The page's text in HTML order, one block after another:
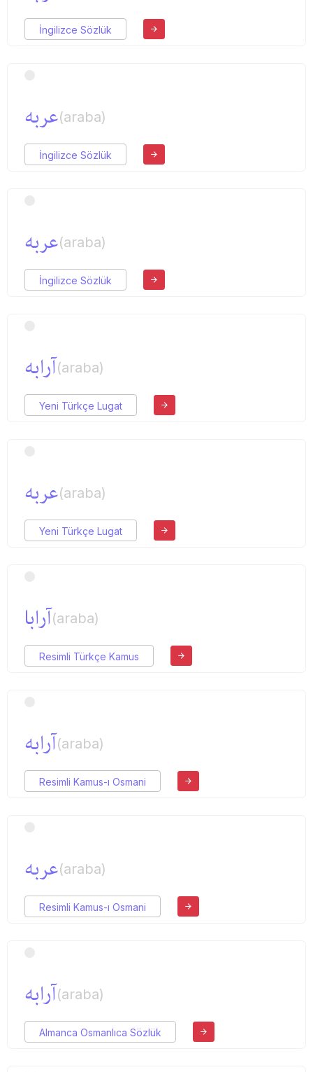
İngilizce Sözlük
عربه(araba)
İngilizce Sözlük
عربه(araba)
İngilizce Sözlük
آرابه(araba)
Yeni Türkçe Lugat
عربه(araba)
Yeni Türkçe Lugat
آرابا(araba)
Resimli Türkçe Kamus
آرابه(araba)
Resimli Kamus-ı Osmani
عربه(araba)
Resimli Kamus-ı Osmani
آرابه(araba)
Almanca Osmanlıca Sözlük